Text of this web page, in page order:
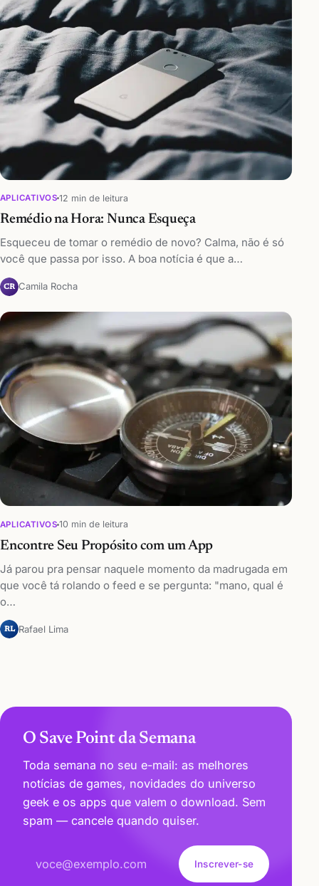
APLICATIVOS 12 min de leitura
Remédio na Hora: Nunca Esqueça
Esqueceu de tomar o remédio de novo? Calma, não é só
você que passa por isso. A boa notícia é que a…
CR Camila Rocha
APLICATIVOS 10 min de leitura
Encontre Seu Propósito com um App
Já parou pra pensar naquele momento da madrugada em
que você tá rolando o feed e se pergunta: "mano, qual é
o…
RL Rafael Lima
O Save Point da Semana
Toda semana no seu e-mail: as melhores
notícias de games, novidades do universo
geek e os apps que valem o download. Sem
spam — cancele quando quiser.
Inscrever-se